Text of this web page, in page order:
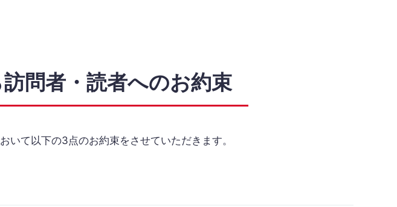
訪問者・読者へのお約束
て以下の3点のお約束をさせていただきます。